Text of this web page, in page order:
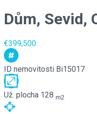
Dům, Sevid,
€399,500
ID nemovitosti Bi15017
Už. plocha 128 m2